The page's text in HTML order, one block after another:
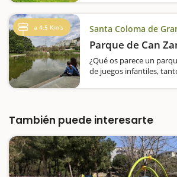
para ir en familia. En el
entre el frondoso pinar…
a 4,5 Km's Santa Coloma de
Parque de Can
¿Qué os parece un
de juegos infantiles,
lago,…
También puede interesarte